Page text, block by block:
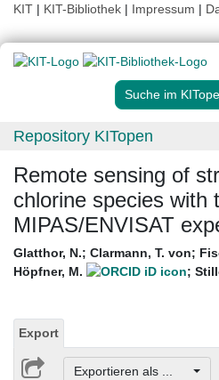
KIT | KIT-Bibliothek | Impressum |
Suche im
Repository KITopen
Remote sensing of
chlorine species with
MIPAS/ENVISAT
Glatthor, N.; Clarmann, T. von;
Höpfner, M.
;
Export
Exportieren als ...